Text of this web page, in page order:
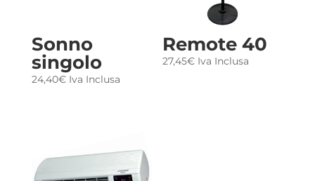
Sonno
singolo
24,40€ Iva Inclusa
Remote 40
27,45€ Iva Inclusa